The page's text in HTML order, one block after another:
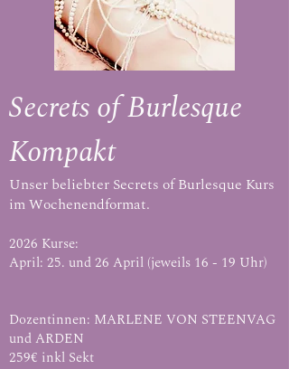
Secrets of Burlesque
Kompakt
Unser beliebter Secrets of Burlesque Kurs
im Wochenendformat.
2026 Kurse:
April: 25. und 26 April (jeweils 16 - 19 Uhr)
Dozentinnen: MARLENE VON STEENVAG
und ARDEN
259€ inkl Sekt